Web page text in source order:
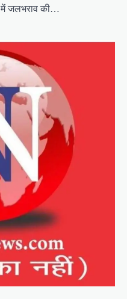
में जलभराव की…